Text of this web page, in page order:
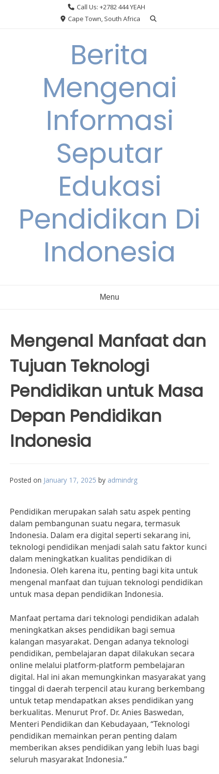
Call Us: +2782 444 YEAH
Cape Town, South Africa
Berita
Mengenai
Informasi
Seputar
Edukasi
Pendidikan Di
Indonesia
Menu
Mengenal Manfaat dan
Tujuan Teknologi
Pendidikan untuk Masa
Depan Pendidikan
Indonesia
Posted on January 17, 2025 by admindrg
Pendidikan merupakan salah satu aspek penting
dalam pembangunan suatu negara, termasuk
Indonesia. Dalam era digital seperti sekarang ini,
teknologi pendidikan menjadi salah satu faktor kunci
dalam meningkatkan kualitas pendidikan di
Indonesia. Oleh karena itu, penting bagi kita untuk
mengenal manfaat dan tujuan teknologi pendidikan
untuk masa depan pendidikan Indonesia.
Manfaat pertama dari teknologi pendidikan adalah
meningkatkan akses pendidikan bagi semua
kalangan masyarakat. Dengan adanya teknologi
pendidikan, pembelajaran dapat dilakukan secara
online melalui platform-platform pembelajaran
digital. Hal ini akan memungkinkan masyarakat yang
tinggal di daerah terpencil atau kurang berkembang
untuk tetap mendapatkan akses pendidikan yang
berkualitas. Menurut Prof. Dr. Anies Baswedan,
Menteri Pendidikan dan Kebudayaan, “Teknologi
pendidikan memainkan peran penting dalam
memberikan akses pendidikan yang lebih luas bagi
seluruh masyarakat Indonesia.”